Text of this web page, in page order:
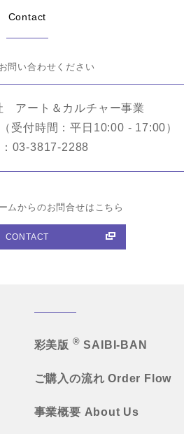
Contact
問い合わせください
アート＆カルチャー事業
付時間：平日10:00 - 17:00）
03-3817-2288
ムからのお問合せはこちら
CONTACT
彩美版 ® SAIBI-BAN
ご購入の流れOrder Flow
事業概要 About Us